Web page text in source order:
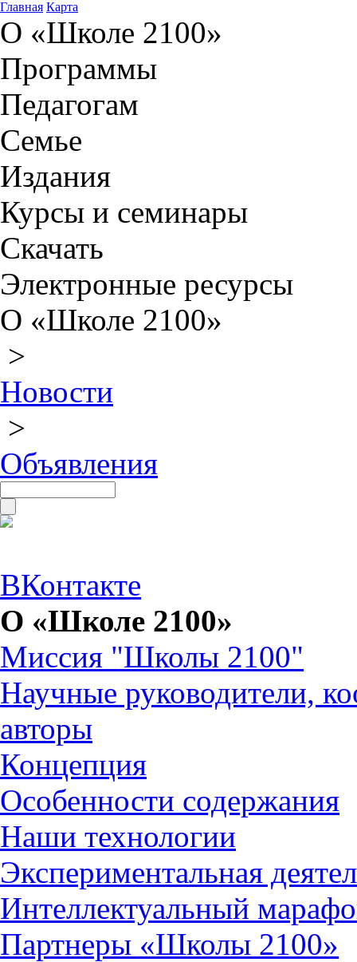
Главная Карта
О «Школе 2100»
Программы
Педагогам
Семье
Издания
Курсы и семинары
Скачать
Электронные ресурсы
О «Школе 2100»
>
Новости
>
Объявления
ВКонтакте
О «Школе 2100»
Миссия "Школы 2100"
Научные руководители,
авторы
Концепция
Особенности содержания
Наши технологии
Экспериментальная
Интеллектуальный
Партнеры «Школы 2100»